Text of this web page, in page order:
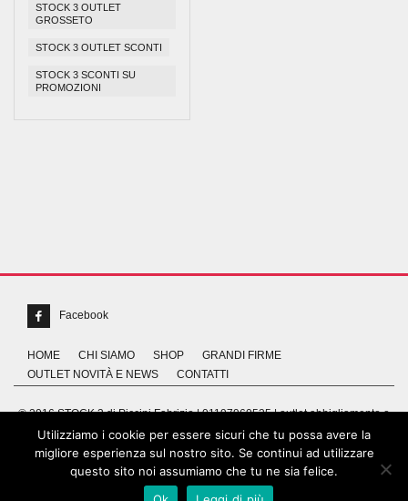
STOCK 3 OUTLET
GROSSETO
STOCK 3 OUTLET SCONTI
STOCK 3 SCONTI SU
PROMOZIONI
Facebook
HOME CHI SIAMO SHOP
GRANDI FIRME
OUTLET NOVITÀ E NEWS
CONTATTI
© 2016 STOCK 3 di Piccini Fabrizio | 01197960535 | outlet abbigliamento e
grandi firme | Via Abruzzo, 24 GROSSETO
Realizzato daMG Group Italia®
Utilizziamo i cookie per essere sicuri che tu possa avere la
migliore esperienza sul nostro sito. Se continui ad utilizzare
questo sito noi assumiamo che tu ne sia felice.